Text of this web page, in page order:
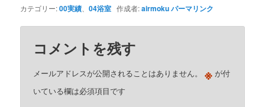
カテゴリー:00実績 、04浴室 作成者:airmokuパーマリンク
コメントを残す
メールアドレスが公開されることはありません。 ※ が付
いている欄は必須項目です